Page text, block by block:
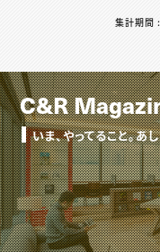
集計期
C&R
いま、やってること。あ